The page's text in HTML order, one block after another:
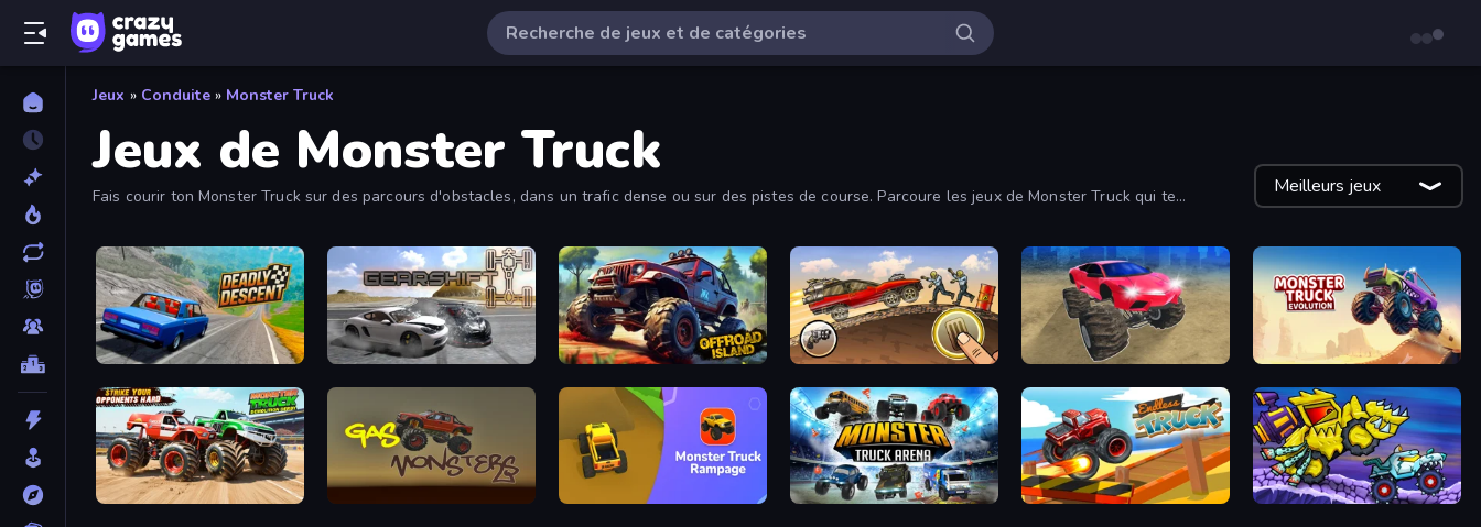
Jeux » Conduite » Monster Truck
Jeux de Monster Truck
Fais courir ton Monster Truck sur des parcours d'obstacles, dans un trafic dense ou sur des pistes de course. Parcoure les jeux de Monster Truck qui te
Meilleurs jeux
Deadly Descent Gearshift One Offroad Island Earn to Die: Zombie Ride Monster Truck Evolution
Monster Truck Demolition Derby Monster Truck Rampage Monster Truck Arena Endless Truck Car Eats Car: Arctic Adventure